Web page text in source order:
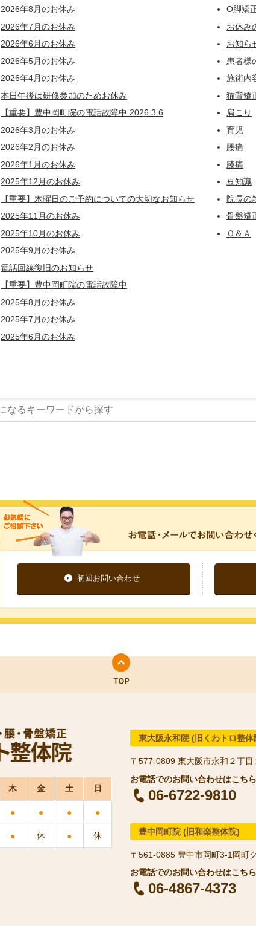
2026年8月のお休み
2026年7月のお休み
2026年6月のお休み
2026年5月のお休み
2026年4月のお休み
本日午後は研修参加のためお休み
【重要】豊中岡町院の電話故障中 2026.3.6
2026年3月のお休み
2026年2月のお休み
2026年1月のお休み
2025年12月のお休み
【重要】木曜日のご予約についての大切なお知らせ
2025年11月のお休み
2025年10月のお休み
2025年9月のお休み
電話回線復旧のお知らせ
【重要】豊中岡町院の電話故障中
2025年8月のお休み
2025年7月のお休み
2025年6月のお休み
O脚矯
お休み
お知ら
患者様
施術内
猫背矯
肩こり
育児
腰痛
膝痛
豆知識
院長の
骨盤矯
Ｑ＆Ａ
初回お問い合わせ
木 金 土 日
● ● ● ●
● 休 ● 休
東大阪永和院 (旧くわトロ整体
〒577-0809 東大阪市永和２丁目
06-6722-9810
豊中岡町院 (旧和楽整体院)
〒561-0885 豊中市岡町3-1岡町
06-4867-4373